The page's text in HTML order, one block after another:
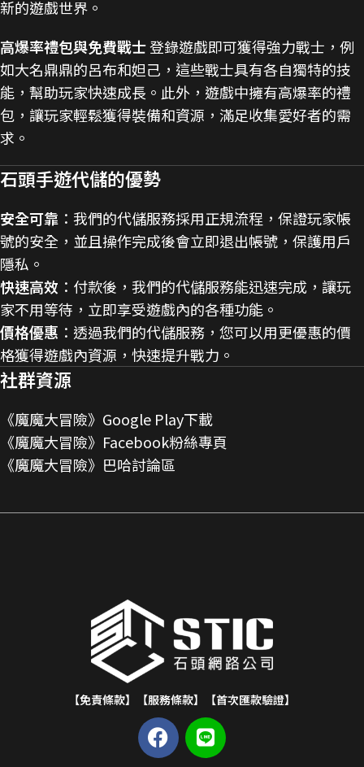
新的遊戲世界​。
高爆率禮包與免費戰士登錄遊戲即可獲得強力戰士，例
如大名鼎鼎的呂布和妲己，這些戰士具有各自獨特的技
能，幫助玩家快速成長。此外，遊戲中擁有高爆率的禮
包，讓玩家輕鬆獲得裝備和資源，滿足收集愛好者的需
求​。
石頭手遊代儲的優勢
安全可靠 ：我們的代儲服務採用正規流程，保證玩家帳
號的安全，並且操作完成後會立即退出帳號，保護用戶
隱私。
快速高效 ：付款後，我們的代儲服務能迅速完成，讓玩
家不用等待，立即享受遊戲內的各種功能。
價格優惠 ：透過我們的代儲服務，您可以用更優惠的價
格獲得遊戲內資源，快速提升戰力。
社群資源
《魔魔大冒險》Google Play下載
《魔魔大冒險》Facebook粉絲專頁
《魔魔大冒險》巴哈討論區
【免責條款】 【服務條款】 【首次匯款驗證】